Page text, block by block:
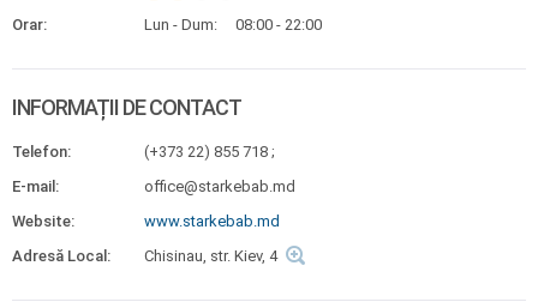
Orar:
Lun - Dum: 08:00 - 22:00
INFORMAȚII DE CONTACT
Telefon:
(+373 22) 855 718 ;
E-mail:
office@starkebab.md
Website:
www.starkebab.md
Adresă Local:
Chisinau, str. Kiev, 4